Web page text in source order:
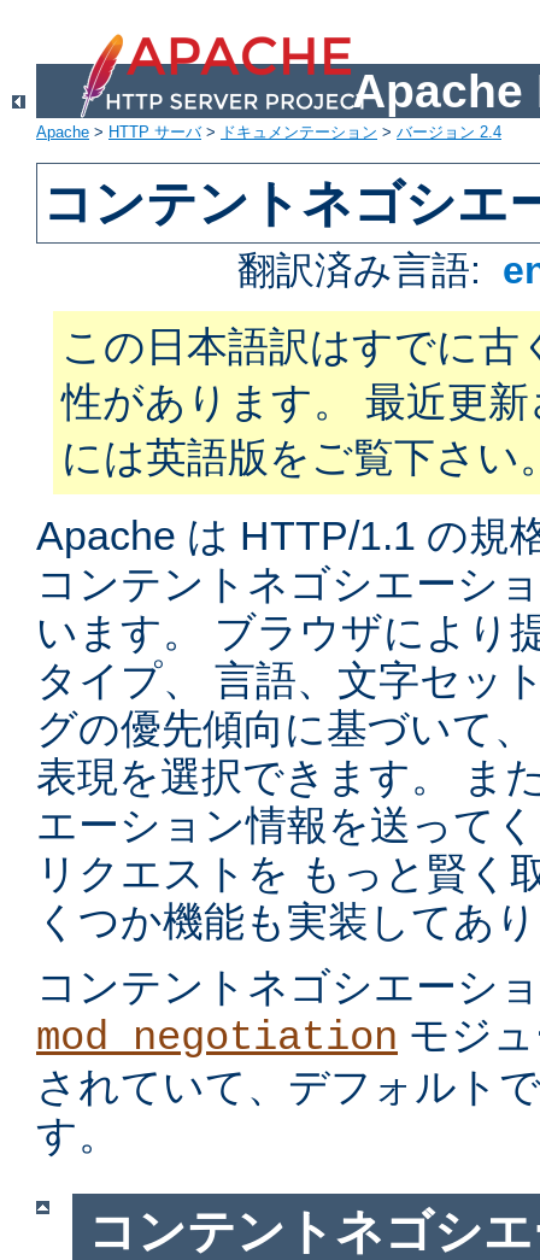
Apache
Apache > HTTP サーバ> ドキュメンテーション > バージョン 2.4
コンテントネゴシエ
翻訳済み言語:
この日本語訳はすでに古
性があります。 最近更
には英語版をご覧下さい
Apache は HTTP/1.1 の規
コンテントネゴシエーシ
います。 ブラウザにより
タイプ、 言語、文字セッ
グの優先傾向に基づいて
表現を選択できます。 ま
エーション情報を送って
リクエストを もっと賢く
くつか機能も実装してあ
コンテントネゴシエーシ
mod_negotiation モジ
されていて、デフォルト
す。
コンテントネゴシ